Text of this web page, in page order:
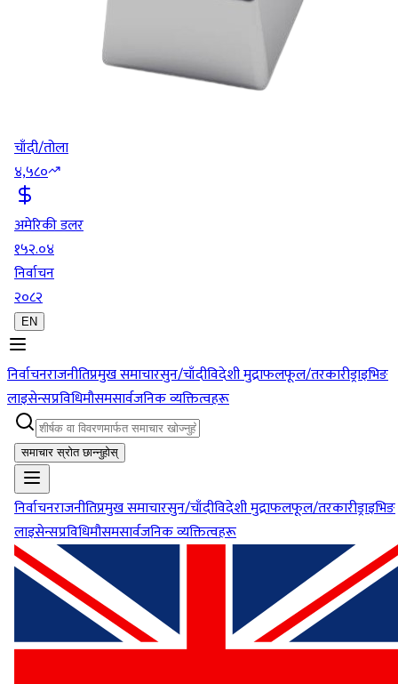
चाँदी/तोला
४,५८०
अमेरिकी डलर
१५२.०४
निर्वाचन
२०८२
EN
निर्वाचनराजनीतिप्रमुख समाचारसुन/चाँदीविदेशी मुद्राफलफूल/तरकारीड्राइभिङ
लाइसेन्सप्रविधिमौसमसार्वजनिक व्यक्तित्वहरू
समाचार स्रोत छान्नुहोस्
निर्वाचनराजनीतिप्रमुख समाचारसुन/चाँदीविदेशी मुद्राफलफूल/तरकारीड्राइभिङ
लाइसेन्सप्रविधिमौसमसार्वजनिक व्यक्तित्वहरू